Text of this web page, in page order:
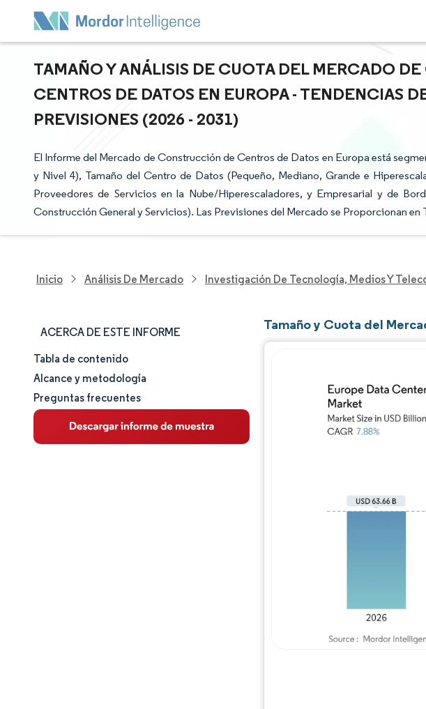
TAMAÑO Y ANÁLISIS DE CUOTA DEL MERCADO
CENTROS DE DATOS EN EUROPA - TENDENCIAS
PREVISIONES (2026 - 2031)
El Informe del Mercado de Construcción de Centros de Datos en Europa está
y Nivel 4), Tamaño del Centro de Datos (Pequeño, Mediano, Grande e
Proveedores de Servicios en la Nube/Hiperescaladores, y Empresarial y de
Construcción General y Servicios). Las Previsiones del Mercado se Proporcionan en
Inicio Análisis De Mercado Investigación De Tecnología, Medios Y
ACERCA DE ESTE INFORME
Tamaño y cuota de mercado
Análisis de mercado
Tendencias e ideas
Tabla de contenido
Alcance y metodología
Preguntas frecuentes
Tamaño y Cuota del